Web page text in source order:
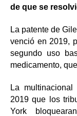
de que se
La patente de
venció en 2019,
segundo uso
medicamento,
La
2019 que los
York